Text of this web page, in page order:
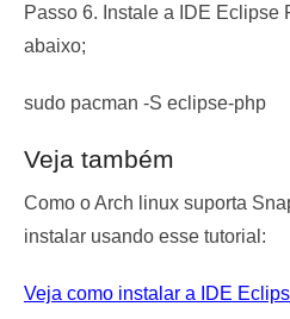
Passo 6. Instale a IDE Eclipse
abaixo;
sudo pacman -S eclipse-php
Veja também
Como o Arch linux suporta
instalar usando esse tutorial:
Veja como instalar a IDE